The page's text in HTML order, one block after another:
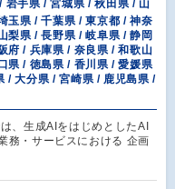
岩手県 / 宮城県 / 秋田県 / 山
玉県 / 千葉県 / 東京都 / 神奈
梨県 / 長野県 / 岐阜県 / 静岡
府 / 兵庫県 / 奈良県 / 和歌山
県 / 徳島県 / 香川県 / 愛媛県
/ 大分県 / 宮崎県 / 鹿児島県 /
、生成AIをはじめとしたAI
務・サービスにおける 企画